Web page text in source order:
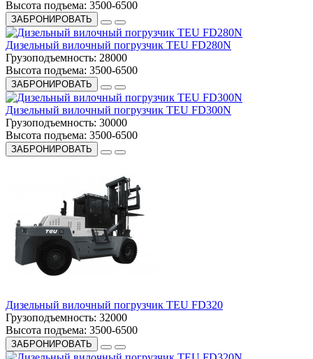
Высота подъема: 3500-6500
ЗАБРОНИРОВАТЬ
Дизельный вилочный погрузчик TEU FD280N
Грузоподъемность: 28000
Высота подъема: 3500-6500
ЗАБРОНИРОВАТЬ
Дизельный вилочный погрузчик TEU FD300N
Грузоподъемность: 30000
Высота подъема: 3500-6500
ЗАБРОНИРОВАТЬ
Дизельный вилочный погрузчик TEU FD320
Грузоподъемность: 32000
Высота подъема: 3500-6500
ЗАБРОНИРОВАТЬ